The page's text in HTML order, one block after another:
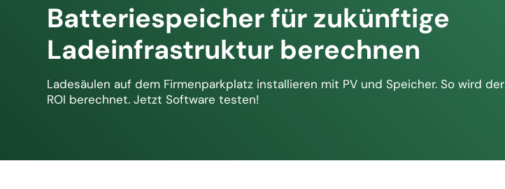
Batteriespeicher für zukünftige
Ladeinfrastruktur berechnen
Ladesäulen auf dem Firmenparkplatz installieren mit PV und Speicher. So wird der
ROI berechnet. Jetzt Software testen!